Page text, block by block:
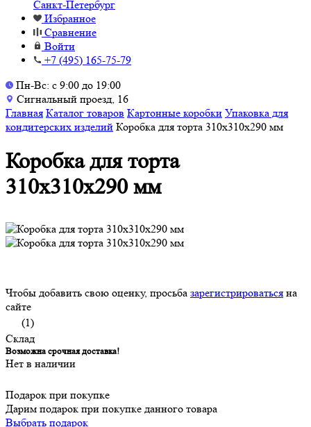
Санкт-Петербург
Избранное
Сравнение
Войти
+7 (495) 165-75-79
Пн-Вс: с 9:00 до 19:00
Сигнальный проезд, 16
Главная Каталог товаров Картонные коробки Упаковка для
кондитерских изделий Коробка для торта 310x310x290 мм
Коробка для торта
310x310x290 мм
Чтобы добавить свою оценку, просьба зарегистрироваться на
сайте
(1)
Склад
Возможна срочная доставка!
Нет в наличии
Подарок при покупке
Дарим подарок при покупке данного товара
Выбрать подарок